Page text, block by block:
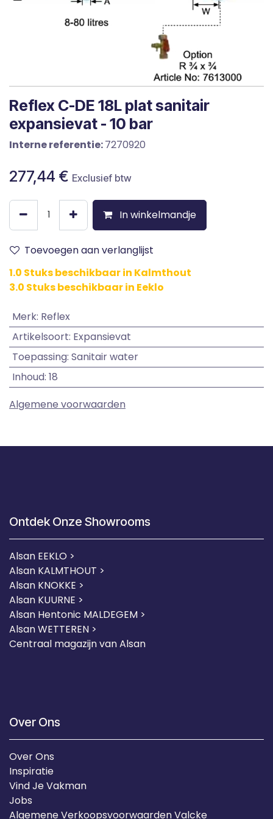
Reflex C-DE 18L plat sanitair
expansievat - 10 bar
Interne referentie:7270920
277,44 € Exclusief btw
In winkelmandje
Toevoegen aan verlanglijst
1.0 Stuks beschikbaar in Kalmthout
3.0 Stuks beschikbaar in Eeklo
Merk: Reflex
Artikelsoort: Expansievat
Toepassing: Sanitair water
Inhoud: 18
Algemene voorwaarden
Ontdek Onze Showrooms
Alsan EEKLO >
Alsan KALMTHOUT >
Alsan KNOKKE >
Alsan KUURNE >
Alsan Hentonic MALDEGEM >
Alsan WETTEREN >
Centraal magazijn van Alsan
Over Ons
Over Ons
Inspiratie
Vind Je Vakman
Jobs
Algemene Verkoopsvoorwaarden Valcke